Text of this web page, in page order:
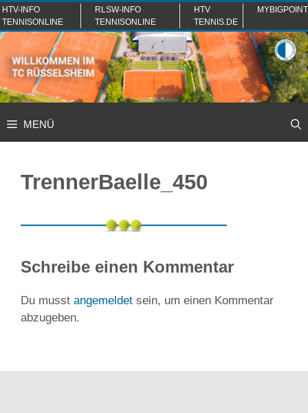
Zum
Inhalt
springen
HTV-INFO
TENNISONLINE
RLSW-INFO
TENNISONLINE
HTV
TENNIS.DE
MYBIGPOINT
MENÜ
TrennerBaelle_450
Schreibe einen Kommentar
Du musst angemeldet sein, um einen Kommentar
abzugeben.